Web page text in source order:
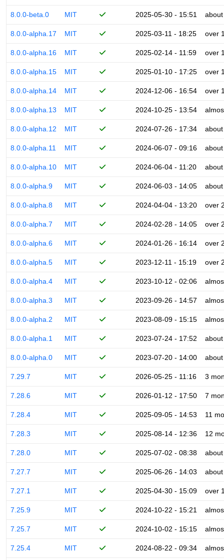
8.0.0-beta.0 MIT 2025-05-30 - 15:51
8.0.0-alpha.17 MIT 2025-03-11 - 18:25 over
8.0.0-alpha.16 MIT 2025-02-14 - 11:59 over
8.0.0-alpha.15 MIT 2025-01-10 - 17:25 over
8.0.0-alpha.14 MIT 2024-12-06 - 16:54 over
8.0.0-alpha.13 MIT 2024-10-25 - 13:54
8.0.0-alpha.12 MIT 2024-07-26 - 17:34
8.0.0-alpha.11 MIT 2024-06-07 - 09:16
8.0.0-alpha.10 MIT 2024-06-04 - 11:20
8.0.0-alpha.9 MIT 2024-06-03 - 14:05
8.0.0-alpha.8 MIT 2024-04-04 - 13:20 over
8.0.0-alpha.7 MIT 2024-02-28 - 14:05 over
8.0.0-alpha.6 MIT 2024-01-26 - 16:14 over
8.0.0-alpha.5 MIT 2023-12-11 - 15:19 over
8.0.0-alpha.4 MIT 2023-10-12 - 02:06
8.0.0-alpha.3 MIT 2023-09-26 - 14:57
8.0.0-alpha.2 MIT 2023-08-09 - 15:15
8.0.0-alpha.1 MIT 2023-07-24 - 17:52
8.0.0-alpha.0 MIT 2023-07-20 - 14:00
7.29.7 MIT 2026-05-25 - 11:16 3
7.28.6 MIT 2026-01-12 - 17:50 7
7.28.4 MIT 2025-09-05 - 14:53 11
7.28.3 MIT 2025-08-14 - 12:36 12
7.28.0 MIT 2025-07-02 - 08:38
7.27.7 MIT 2025-06-26 - 14:03
7.27.1 MIT 2025-04-30 - 15:09 over
7.25.9 MIT 2024-10-22 - 15:21
7.25.7 MIT 2024-10-02 - 15:15
7.25.4 MIT 2024-08-22 - 09:34